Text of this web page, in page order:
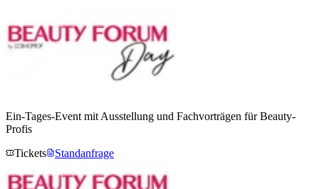
Ein-Tages-Event mit Ausstellung und Fachvorträgen für Beauty-
Profis
Tickets
Standanfrage